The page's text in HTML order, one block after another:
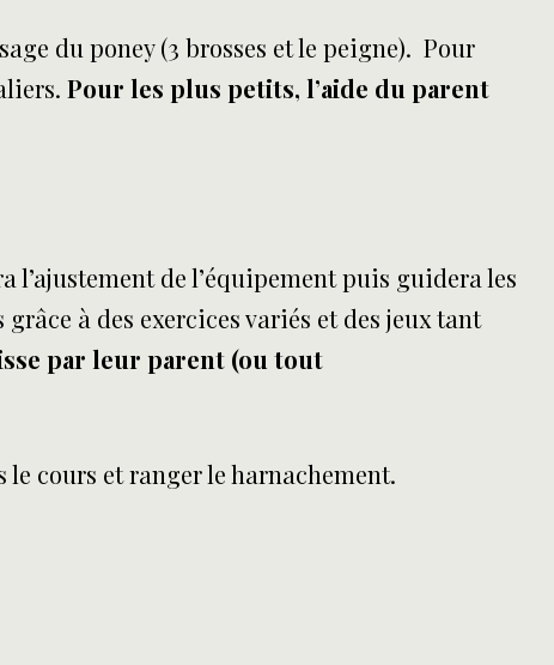
du poney (3 brosses et le peigne). Pour
Pour les plus petits, l’aide du parent
de l’équipement puis guidera les
à des exercices variés et des jeux tant
par leur parent (ou tout
cours et ranger le harnachement.